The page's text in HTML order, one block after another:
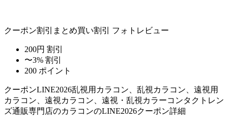
クーポン割引 まとめ買い割引 フォトレビュー
200円 割引
〜3% 割引
200 ポイント
クーポンLINE2026乱視用カラコン、乱視カラコン、遠視用
カラコン、遠視カラコン、遠視・乱視カラーコンタクトレン
ズ通販専門店のカラコンのLINE2026クーポン詳細